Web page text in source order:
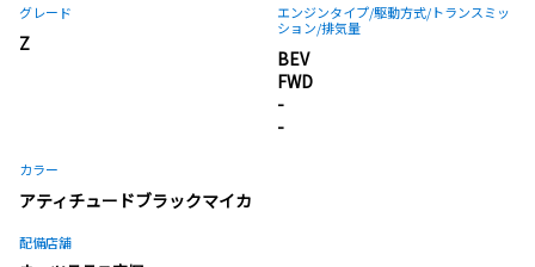
グレード
Z
エンジンタイプ/駆動方式/トランスミッ
ション/排気量
BEV
FWD
-
-
カラー
アティチュードブラックマイカ
配備店舗